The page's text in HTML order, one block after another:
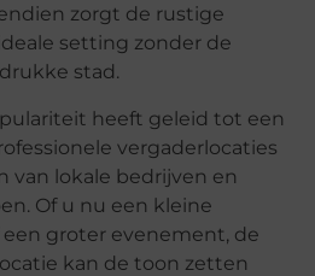
zorgt de rustige
setting zonder de
stad.
heeft geleid tot een
vergaderlocaties
van lokale bedrijven en
Of u nu een kleine
groter evenement, de
kan de toon zetten